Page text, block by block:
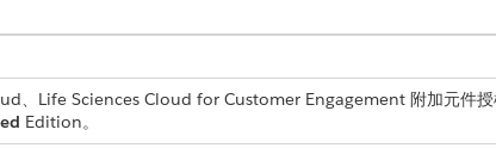
、Life Sciences Cloud for Customer Engagement 附加元件
Edition。